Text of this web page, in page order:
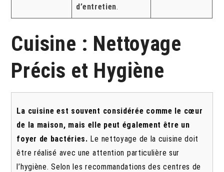
d’entretien.
Cuisine : Nettoyage
Précis et Hygiène
La cuisine est souvent considérée comme le cœur
de la maison, mais elle peut également être un
foyer de bactéries. Le nettoyage de la cuisine doit
être réalisé avec une attention particulière sur
l’hygiène. Selon les recommandations des centres de